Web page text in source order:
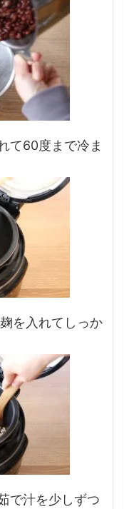
て60度まで冷ま
を入れてしっか
で汁を少しずつ